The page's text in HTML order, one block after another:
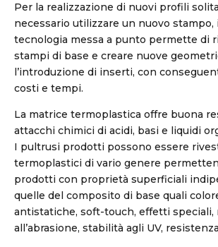
Per la realizzazione di nuovi profili
necessario utilizzare un nuovo stampo,
tecnologia messa a punto permette di
stampi di base e creare nuove
l’introduzione di inserti, con
costi e tempi.
La matrice termoplastica offre buona
attacchi chimici di acidi, basi e liquidi
I pultrusi prodotti possono essere
termoplastici di vario genere
prodotti con proprietà superficiali
quelle del composito di base quali
antistatiche, soft-touch, effetti speciali,
all’abrasione, stabilità agli UV,